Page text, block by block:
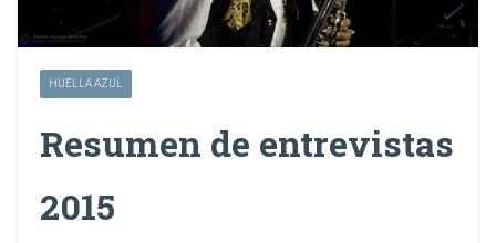
HUELLA AZUL
Resumen de entrevistas
2015